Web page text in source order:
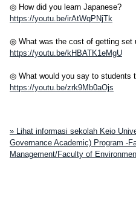
◎ How did you learn Japanese?
https://youtu.be/irAtWqPNjTk
◎ What was the cost of getting set
https://youtu.be/kHBATK1eMgU
◎ What would you say to students
https://youtu.be/zrk9Mb0aOjs
» Lihat informasi sekolah Keio
Governance Academic) Program -
Management/Faculty of